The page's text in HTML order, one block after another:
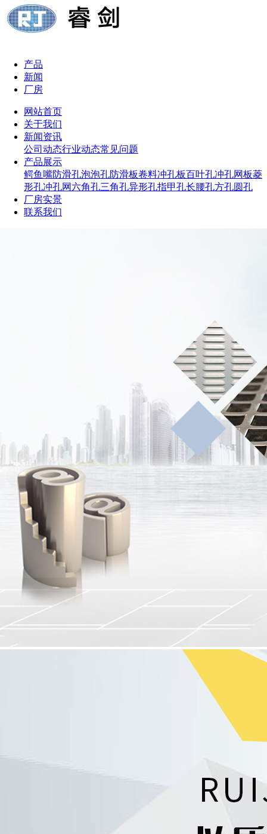
产品
新闻
厂房
网站首页
关于我们
新闻资讯
公司动态行业动态常见问题
产品展示
鳄鱼嘴防滑孔泡泡孔防滑板卷料冲孔板百叶孔冲孔网板菱
形孔冲孔网 六角孔三角孔异形孔指甲孔长腰孔方孔圆孔
厂房实景
联系我们